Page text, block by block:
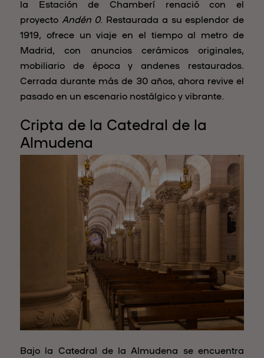
la Estación de Chamberí renació con el
proyecto Andén 0. Restaurada a su esplendor de
1919, ofrece un viaje en el tiempo al metro de
Madrid, con anuncios cerámicos originales,
mobiliario de época y andenes restaurados.
Cerrada durante más de 30 años, ahora revive el
pasado en un escenario nostálgico y vibrante.
Cripta de la Catedral de la
Almudena
Bajo la Catedral de la Almudena se encuentra